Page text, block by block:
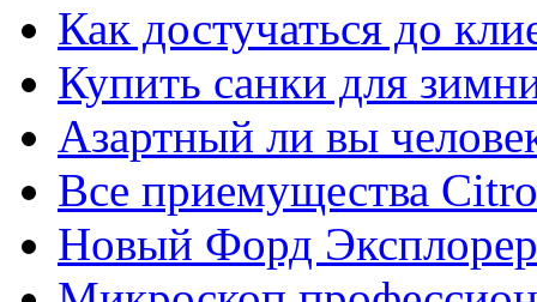
Как достучаться до
Купить санки для
Азартный ли вы
Все приемущества
Новый Форд